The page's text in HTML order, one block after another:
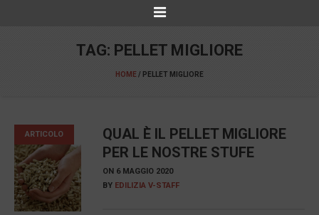
TAG: PELLET MIGLIORE
HOME/ PELLET MIGLIORE
ARTICOLO
QUAL È IL PELLET MIGLIORE
PER LE NOSTRE STUFE
ON 6 MAGGIO 2020
BY EDILIZIA V-STAFF